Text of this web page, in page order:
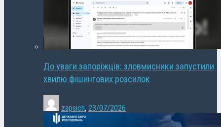
До уваги запоріжців: зловмисники запустили
хвилю фішингових розсилок
zapsich, 23/07/2026